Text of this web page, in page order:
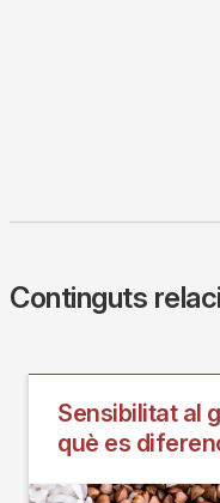
Continguts
Sensibilitat al
què es